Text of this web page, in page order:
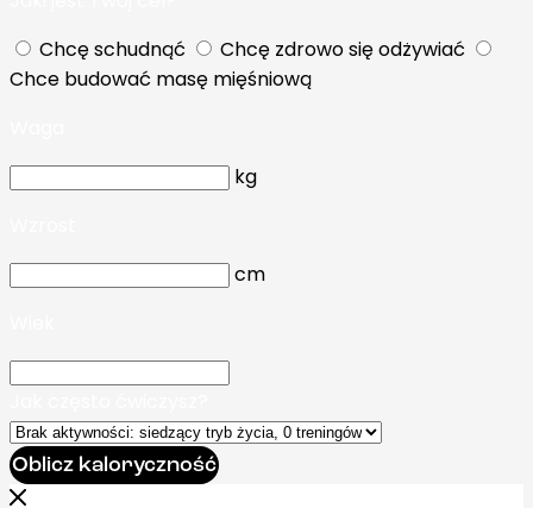
Chcę schudnąć
Chcę zdrowo się odżywiać
Chce budować masę mięśniową
kg
cm
Oblicz kaloryczność